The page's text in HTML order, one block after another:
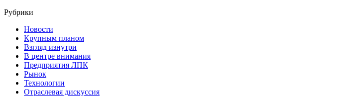
Рубрики
Новости
Крупным планом
Взгляд изнутри
В центре внимания
Предприятия ЛПК
Рынок
Технологии
Отраслевая дискуссия